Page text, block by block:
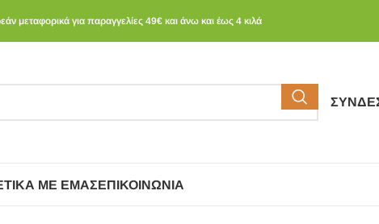
μεταφορικά για παραγγελίες 49€ και άνω και έως 4 κιλά
ΜΕ ΕΜΆΣΕΠΙΚΟΙΝΩΝΊΑ